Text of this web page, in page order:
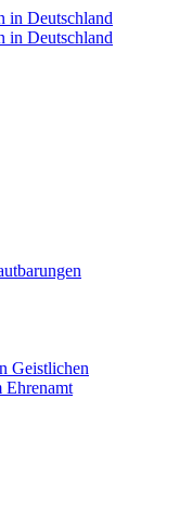
Geistlichen
Ehrenamt